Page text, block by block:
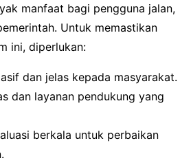
manfaat bagi pengguna jalan,
Untuk memastikan
ini, diperlukan:
dan jelas kepada masyarakat.
dan layanan pendukung yang
berkala untuk perbaikan